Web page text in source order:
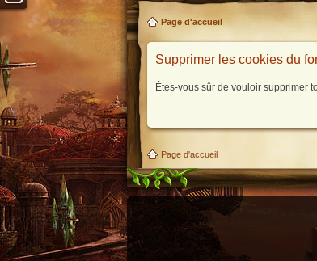
Page d'accueil
Supprimer les cookies du
Êtes-vous sûr de vouloir supprimer
Page d'accueil